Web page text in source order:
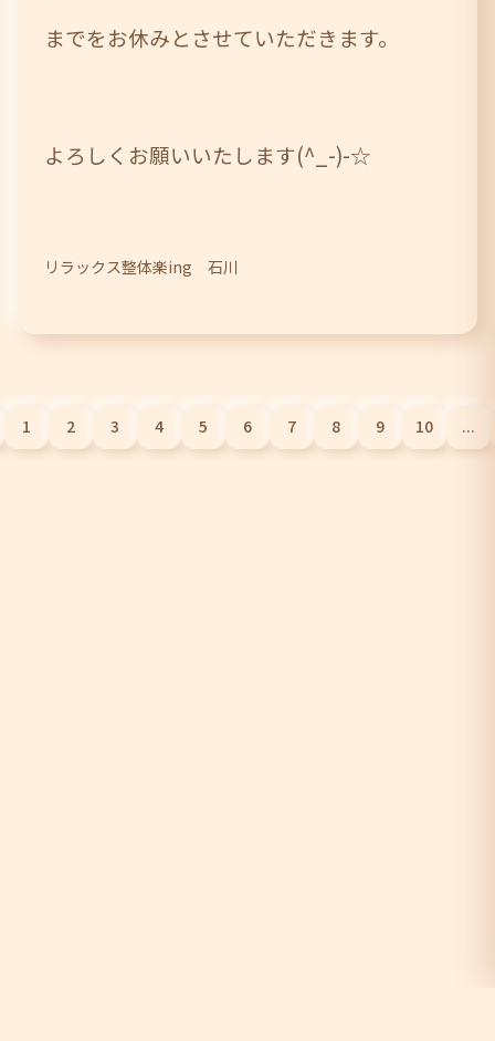
までをお休みとさせていただきます。
よろしくお願いいたします(^_-)-☆
リラックス整体楽ing 石川
1 2 3 4 5 6 7 8 9 10 ...